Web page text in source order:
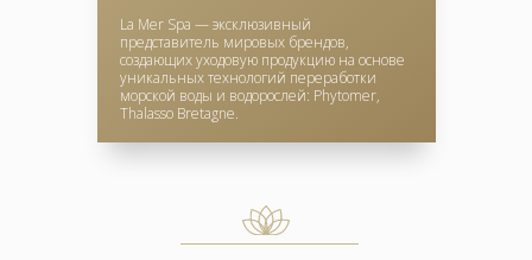
La Mer Spa — эксклюзивный
представитель мировых брендов,
создающих уходовую продукцию на основе
уникальных технологий переработки
морской воды и водорослей: Phytomer,
Thalasso Bretagne.